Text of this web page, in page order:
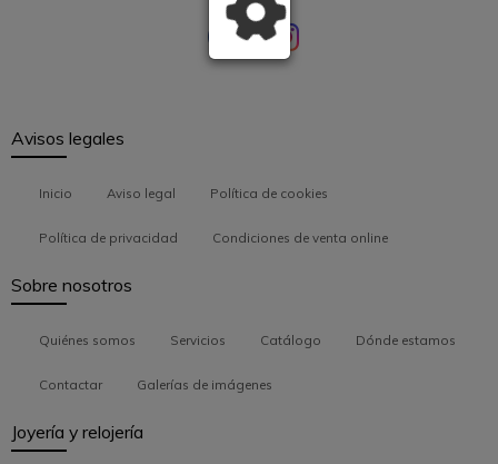
Avisos legales
Inicio Aviso legal Política de cookies
Política de privacidad Condiciones de venta online
Sobre nosotros
Quiénes somos Servicios Catálogo Dónde estamos
Contactar Galerías de imágenes
Joyería y relojería